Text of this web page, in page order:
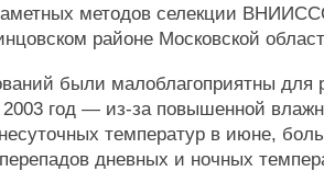
методов селекции
районе Московской
были малоблагоприятны для
2003 год — из-за повышенной
температур в июне,
дневных и ночных